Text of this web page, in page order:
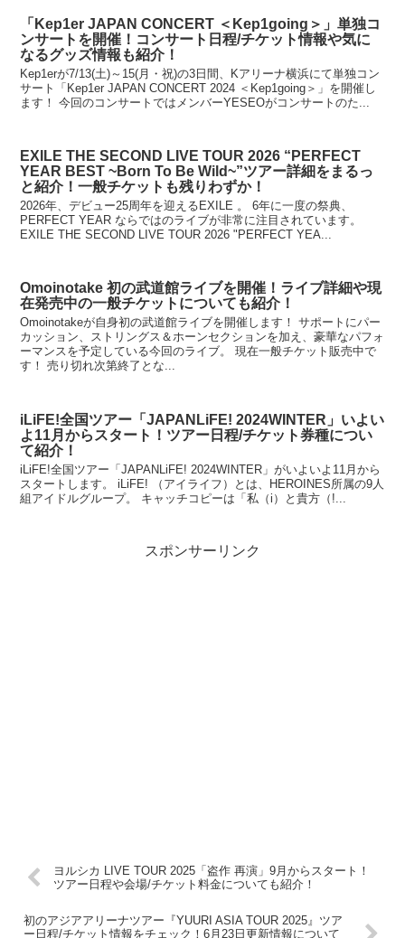
「Kep1er JAPAN CONCERT ＜Kep1going＞」単独コ
ンサートを開催！コンサート日程/チケット情報や気に
なるグッズ情報も紹介！
Kep1erが7/13(土)～15(月・祝)の3日間、Kアリーナ横浜にて単独コン
サート「Kep1er JAPAN CONCERT 2024 ＜Kep1going＞」を開催し
ます！ 今回のコンサートではメンバーYESEOがコンサートのた...
EXILE THE SECOND LIVE TOUR 2026 “PERFECT
YEAR BEST ~Born To Be Wild~”ツアー詳細をまるっ
と紹介！一般チケットも残りわずか！
2026年、デビュー25周年を迎えるEXILE 。 6年に一度の祭典、
PERFECT YEAR ならではのライブが非常に注目されています。
EXILE THE SECOND LIVE TOUR 2026 "PERFECT YEA...
Omoinotake 初の武道館ライブを開催！ライブ詳細や現
在発売中の一般チケットについても紹介！
Omoinotakeが自身初の武道館ライブを開催します！ サポートにパー
カッション、ストリングス＆ホーンセクションを加え、豪華なパフォ
ーマンスを予定している今回のライブ。 現在一般チケット販売中で
す！ 売り切れ次第終了とな...
iLiFE!全国ツアー「JAPANLiFE! 2024WINTER」いよい
よ11月からスタート！ツアー日程/チケット券種につい
て紹介！
iLiFE!全国ツアー「JAPANLiFE! 2024WINTER」がいよいよ11月から
スタートします。 iLiFE! （アイライフ）とは、HEROINES所属の9人
組アイドルグループ。 キャッチコピーは「私（i）と貴方（!...
スポンサーリンク
ヨルシカ LIVE TOUR 2025「盗作 再演」9月からスタート！
ツアー日程や会場/チケット料金についても紹介！
初のアジアアリーナツアー『YUURI ASIA TOUR 2025』ツア
ー日程/チケット情報をチェック！6月23日更新情報について